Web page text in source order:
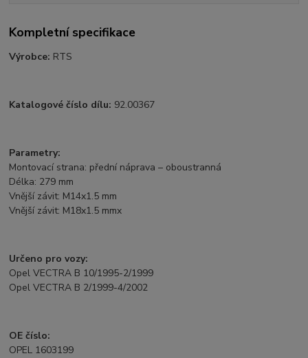
Kompletní specifikace
Výrobce: RTS
Katalogové číslo dílu: 92.00367
Parametry:
Montovací strana: přední náprava – oboustranná
Délka: 279 mm
Vnější závit: M14x1.5 mm
Vnější závit: M18x1.5 mmx
Určeno pro vozy:
Opel VECTRA B 10/1995-2/1999
Opel VECTRA B 2/1999-4/2002
OE číslo:
OPEL 1603199